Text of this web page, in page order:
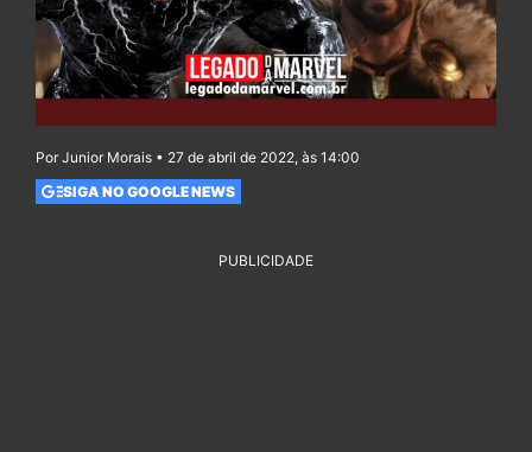
Por Junior Morais • 27 de abril de 2022, às 14:00
SIGA NO GOOGLE NEWS
PUBLICIDADE